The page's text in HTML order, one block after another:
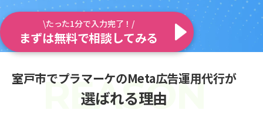
\たった1分で入力完了！/
まずは無料で相談してみる
室戸市でプラマーケのMeta広告運用代行が
選ばれる理由